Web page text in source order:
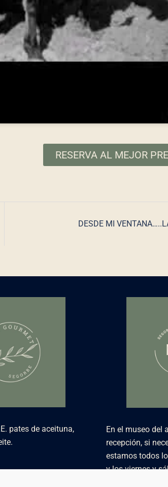
RESERVA AL MEJOR
DESDE MI
pates de aceituna,
En el museo del
recepción, si
estamos todos
y los viernes y